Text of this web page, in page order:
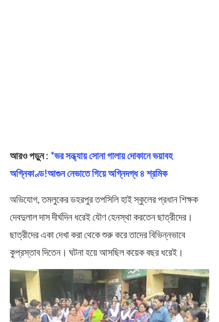
আরও পড়ুন : *ভর সন্ধ্যায় সোনা গালায় দোকানে ভয়াবহ
অগ্নিকাণ্ড!আগুন নেভাতে গিয়ে অগ্নিদগ্ধ ৪ শ্রমিক
অভিযোগ, তমলুকের ডহরপুর তপসিলি হাই স্কুলের প্রধান শিক্ষক
দেবদুলাল দাস দীর্ঘদিন ধরেই যৌণ হেনস্থা করতেন ছাত্রীদের।
ছাত্রীদের একা দেখা করা থেকে শুরু করে তাদের বিভিন্নভাবে
কুপ্রস্তাব দিতেন। ঘটনা হয়ে আসছিল কয়েক বছর ধরেই।